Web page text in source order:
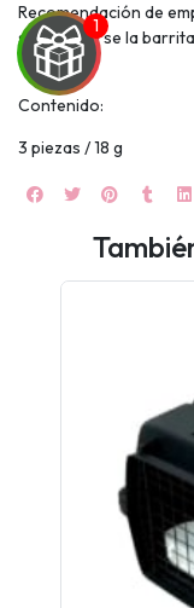
JUGAR
Recomendación de
suministrarse la
ocasional.
Contenido:
3 piezas / 18 g